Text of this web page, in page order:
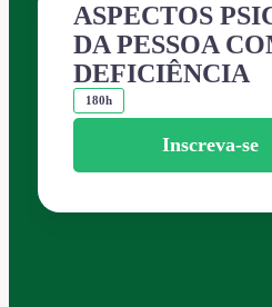
ASPECTOS
DA PESSOA
DEFICIÊNCIA
180h
Inscreva-se